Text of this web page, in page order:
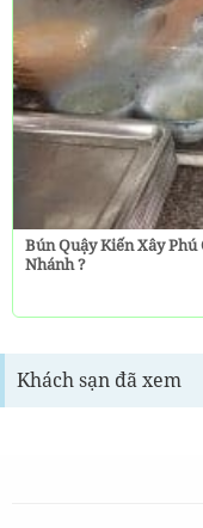
Bún Quậy Kiến Xây
Nhánh ?
Khách sạn đã xem